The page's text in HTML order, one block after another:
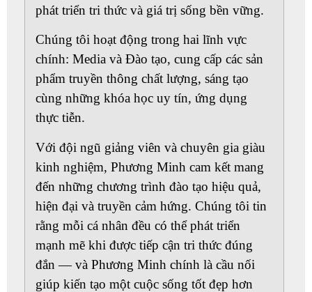
phát triển tri thức và giá trị sống bền vững.
Chúng tôi hoạt động trong hai lĩnh vực
chính: Media và Đào tạo, cung cấp các sản
phẩm truyền thông chất lượng, sáng tạo
cùng những khóa học uy tín, ứng dụng
thực tiễn.
Với đội ngũ giảng viên và chuyên gia giàu
kinh nghiệm, Phương Minh cam kết mang
đến những chương trình đào tạo hiệu quả,
hiện đại và truyền cảm hứng. Chúng tôi tin
rằng mỗi cá nhân đều có thể phát triển
mạnh mẽ khi được tiếp cận tri thức đúng
đắn — và Phương Minh chính là cầu nối
giúp kiến tạo một cuộc sống tốt đẹp hơn